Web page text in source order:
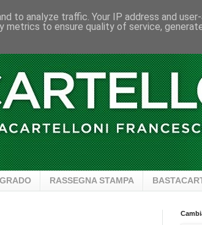
RASSEGNA STAMPA
to analyze traffic. Your IP address and
metrics to ensure quality of service,